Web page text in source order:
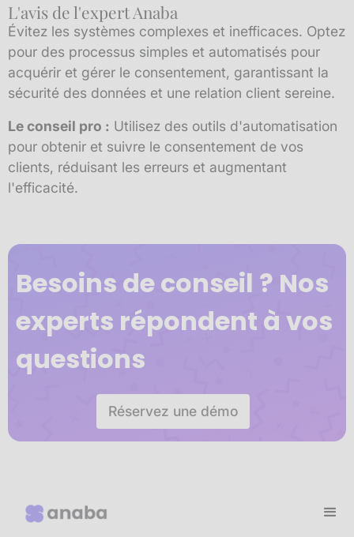
L'avis de l'expert Anaba
Évitez les systèmes complexes et inefficaces. Optez
pour des processus simples et automatisés pour
acquérir et gérer le consentement, garantissant la
sécurité des données et une relation client sereine.
Le conseil pro : Utilisez des outils d'automatisation
pour obtenir et suivre le consentement de vos
clients, réduisant les erreurs et augmentant
l'efficacité.
Besoins de conseil ? Nos
experts répondent à vos
questions
Réservez une démo